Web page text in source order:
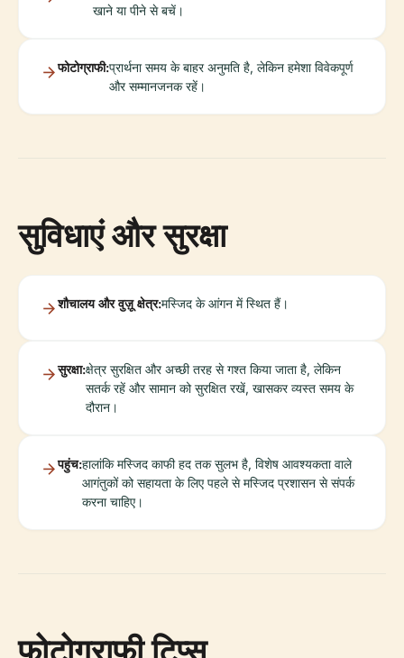
खाने या पीने से बचें।
फोटोग्राफी:प्रार्थना समय के बाहर अनुमति है, लेकिन हमेशा विवेकपूर्ण
और सम्मानजनक रहें।
सुविधाएं और सुरक्षा
शौचालय और वुज़ू क्षेत्र:मस्जिद के आंगन में स्थित हैं।
सुरक्षा:क्षेत्र सुरक्षित और अच्छी तरह से गश्त किया जाता है, लेकिन
सतर्क रहें और सामान को सुरक्षित रखें, खासकर व्यस्त समय के
दौरान।
पहुंच:हालांकि मस्जिद काफी हद तक सुलभ है, विशेष आवश्यकता वाले
आगंतुकों को सहायता के लिए पहले से मस्जिद प्रशासन से संपर्क
करना चाहिए।